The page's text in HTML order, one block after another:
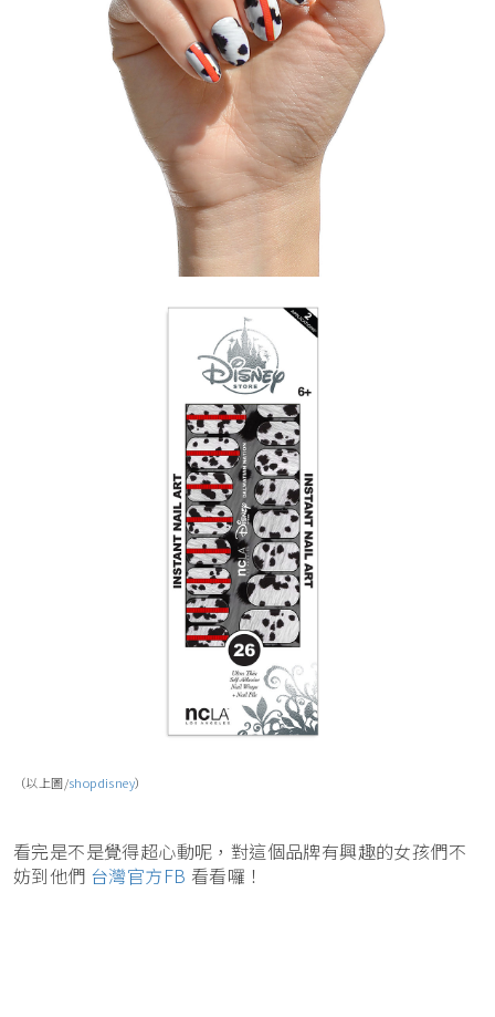
（以上圖/shopdisney）
看完是不是覺得超心動呢，對這個品牌有興趣的女孩們不
妨到他們 台灣官方FB 看看囉！